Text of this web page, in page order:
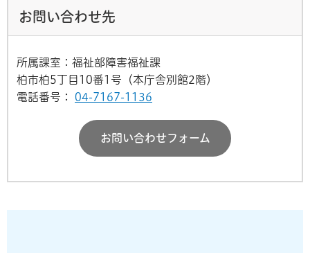
お問い合わせ先
所属課室：福祉部障害福祉課
柏市柏5丁目10番1号（本庁舎別館2階）
電話番号：
04-7167-1136
お問い合わせフォーム